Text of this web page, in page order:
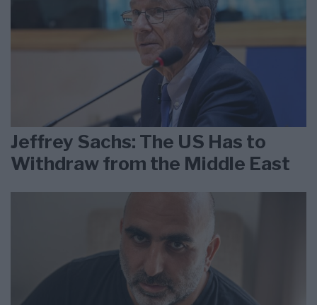
Jeffrey Sachs: The US Has to
Withdraw from the Middle East